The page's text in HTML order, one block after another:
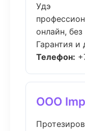
Удэ
онлайн,
Гарантия и
Телефон:
ООО